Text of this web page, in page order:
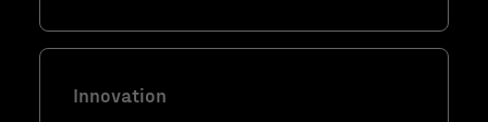
Innovation